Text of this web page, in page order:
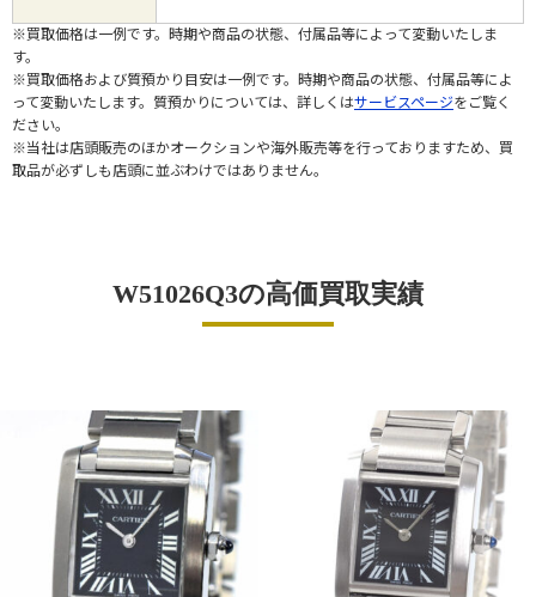
※買取価格は一例です。時期や商品の状態、付属品等によって変動いたしま
す。
※買取価格および質預かり目安は一例です。時期や商品の状態、付属品等によ
って変動いたします。質預かりについては、詳しくはサービスページをご覧く
ださい。
※当社は店頭販売のほかオークションや海外販売等を行っておりますため、買
取品が必ずしも店頭に並ぶわけではありません。
W51026Q3の高価買取実績